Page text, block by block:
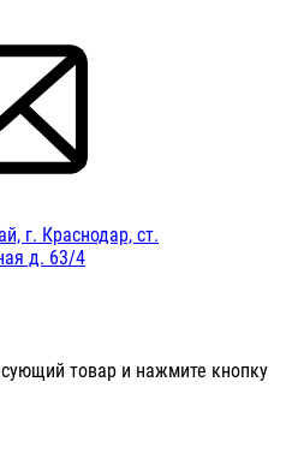
г. Краснодар, ст.
д. 63/4
товар и нажмите кнопку